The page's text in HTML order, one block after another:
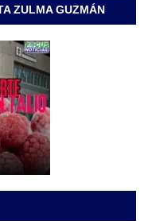
ZULMA GUZMÁN